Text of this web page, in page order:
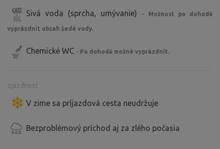
Sivá voda (sprcha, umývanie) - Možnost po dohodě
vyprázdnit obsah šedé vody.
Chemické WC - Po dohodě možné vyprázdnit.
zjazdnosť
V zime sa príjazdová cesta neudržuje
Bezproblémový príchod aj za zlého počasia